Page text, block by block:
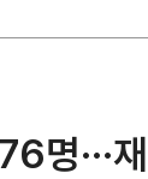
명···